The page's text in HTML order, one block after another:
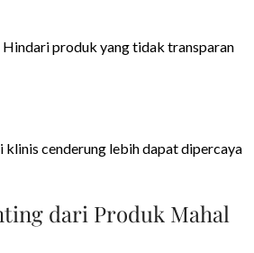
Hindari produk yang tidak transparan
cenderung lebih dapat dipercaya
dari Produk Mahal